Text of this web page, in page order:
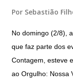
Por Sebastião
No domingo (2/8),
que faz parte dos
Contagem, esteve
ao Orgulho: Nossa